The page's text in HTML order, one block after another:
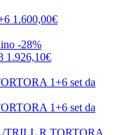
1.600,00€
-28%
1.926,10€